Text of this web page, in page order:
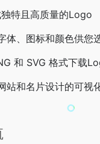
特且高质量的Logo
体、图标和颜色供您
和 SVG 格式下载
站和名片设计的可视